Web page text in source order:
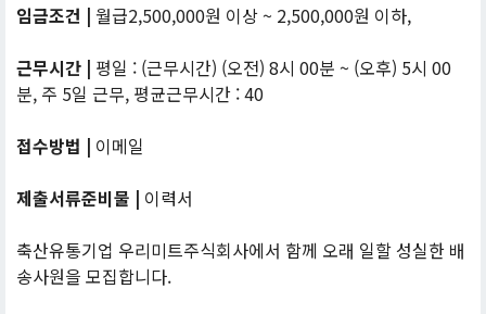
임금조건 | 월급2,500,000원 이상 ~ 2,500,000원 이하,
근무시간 | 평일 : (근무시간) (오전) 8시 00분 ~ (오후) 5시 00
분, 주 5일 근무, 평균근무시간 : 40
접수방법 | 이메일
제출서류준비물 | 이력서
축산유통기업 우리미트주식회사에서 함께 오래 일할 성실한 배
송사원을 모집합니다.